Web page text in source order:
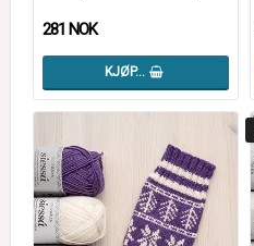
281 NOK
KJØP…